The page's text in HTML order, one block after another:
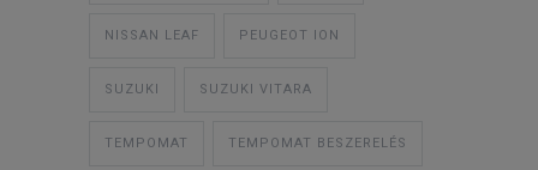
NISSAN LEAF PEUGEOT ION
SUZUKI SUZUKI VITARA
TEMPOMAT TEMPOMAT BESZERELÉS